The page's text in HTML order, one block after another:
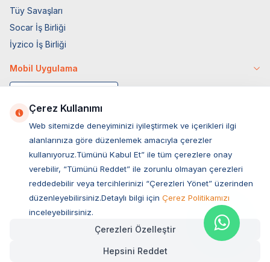
Tüy Savaşları
Socar İş Birliği
İyzico İş Birliği
Mobil Uygulama
Müşteri Hizmetleri
Sıkça Sorulan Sorular
Çerez Kullanımı
Web sitemizde deneyiminizi iyileştirmek ve içerikleri ilgi
alanlarınıza göre düzenlemek amacıyla çerezler
kullanıyoruz.Tümünü Kabul Et” ile tüm çerezlere onay
verebilir, “Tümünü Reddet” ile zorunlu olmayan çerezleri
reddedebilir veya tercihlerinizi “Çerezleri Yönet” üzerinden
düzenleyebilirsiniz.Detaylı bilgi için Çerez Politikamızı
inceleyebilirsiniz.
Çerezleri Özelleştir
Hepsini Reddet